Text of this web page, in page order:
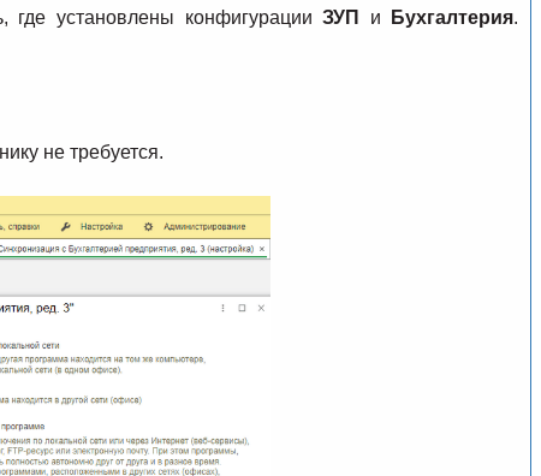
установлены конфигурацииЗУП и Бухгалтерия.
не требуется.